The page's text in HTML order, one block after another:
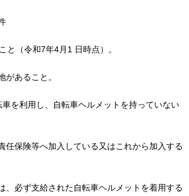
と（令和7年4月1 日時点）。
があること。
を利用し、自転車ヘルメットを持っていない
任保険等へ加入している又はこれから加入する
、必ず支給された自転車ヘルメットを着用する